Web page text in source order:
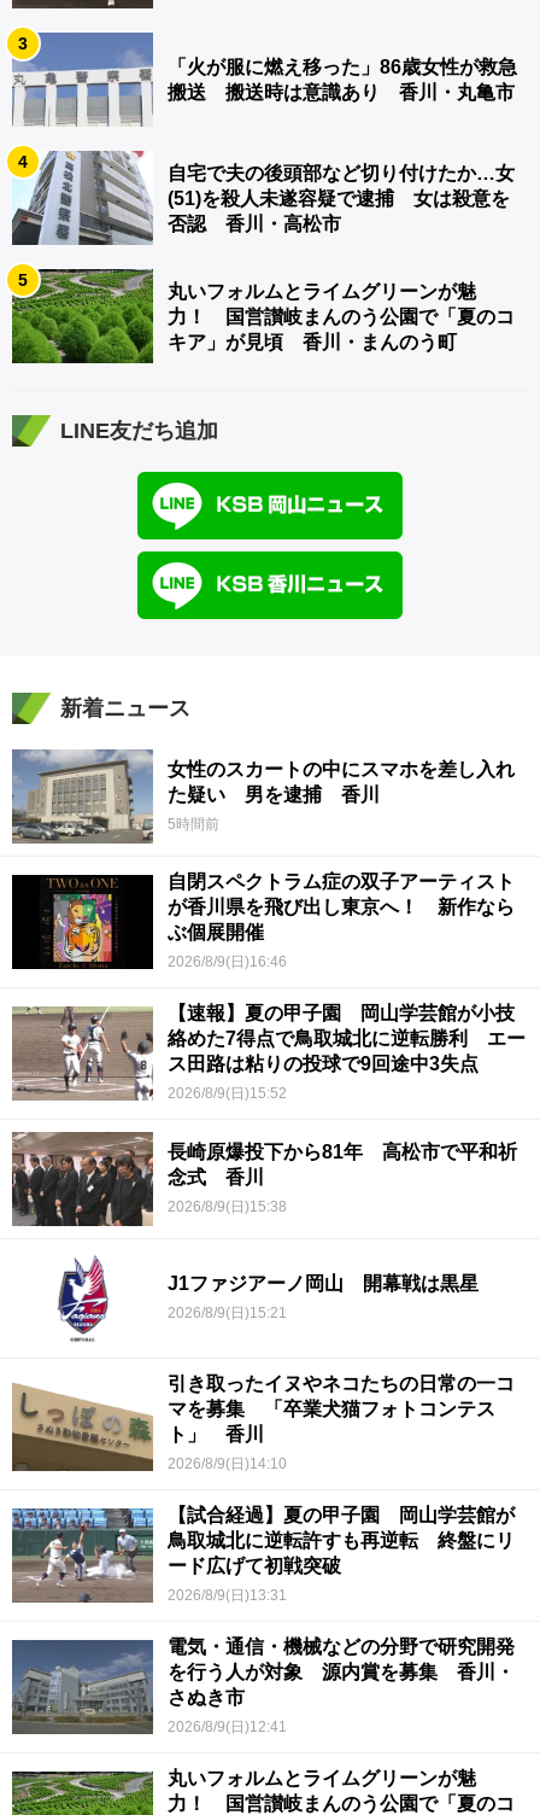
3
「火が服に燃え移った」86歳女性が救急
搬送 搬送時は意識あり 香川・丸亀市
4
自宅で夫の後頭部など切り付けたか…女
(51)を殺人未遂容疑で逮捕 女は殺意を
否認 香川・高松市
5
丸いフォルムとライムグリーンが魅
力！ 国営讃岐まんのう公園で「夏のコ
キア」が見頃 香川・まんのう町
LINE友だち追加
新着ニュース
女性のスカートの中にスマホを差し入れ
た疑い 男を逮捕 香川
5時間前
自閉スペクトラム症の双子アーティスト
が香川県を飛び出し東京へ！ 新作なら
ぶ個展開催
2026/8/9(日)16:46
【速報】夏の甲子園 岡山学芸館が小技
絡めた7得点で鳥取城北に逆転勝利 エー
ス田路は粘りの投球で9回途中3失点
2026/8/9(日)15:52
長崎原爆投下から81年 高松市で平和祈
念式 香川
2026/8/9(日)15:38
J1ファジアーノ岡山 開幕戦は黒星
2026/8/9(日)15:21
引き取ったイヌやネコたちの日常の一コ
マを募集 「卒業犬猫フォトコンテス
ト」 香川
2026/8/9(日)14:10
【試合経過】夏の甲子園 岡山学芸館が
鳥取城北に逆転許すも再逆転 終盤にリ
ード広げて初戦突破
2026/8/9(日)13:31
電気・通信・機械などの分野で研究開発
を行う人が対象 源内賞を募集 香川・
さぬき市
2026/8/9(日)12:41
丸いフォルムとライムグリーンが魅
力！ 国営讃岐まんのう公園で「夏のコ